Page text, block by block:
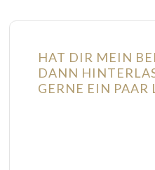
HAT DIR MEIN
DANN
GERNE EIN